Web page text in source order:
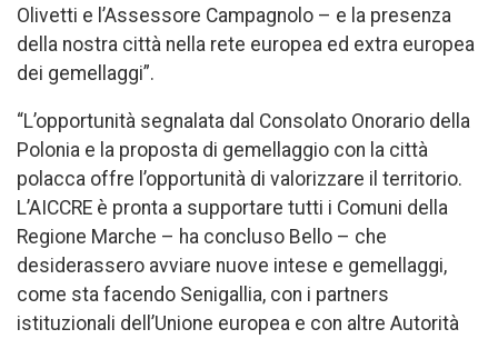
Olivetti e l’Assessore Campagnolo – e la presenza
della nostra città nella rete europea ed extra europea
dei gemellaggi”.
“L’opportunità segnalata dal Consolato Onorario della
Polonia e la proposta di gemellaggio con la città
polacca offre l’opportunità di valorizzare il territorio.
L’AICCRE è pronta a supportare tutti i Comuni della
Regione Marche – ha concluso Bello – che
desiderassero avviare nuove intese e gemellaggi,
come sta facendo Senigallia, con i partners
istituzionali dell’Unione europea e con altre Autorità